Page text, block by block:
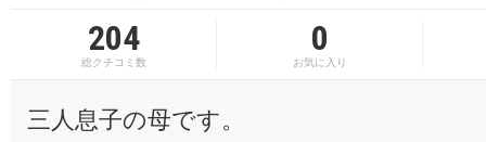
204
総クチコミ数
0
お気に入り
三人息子の母です。